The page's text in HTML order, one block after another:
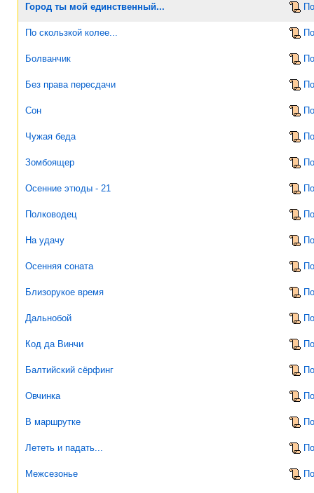
Город ты мой единственный...
По скользкой колее...
Болванчик
Без права пересдачи
Сон
Чужая беда
Зомбоящер
Осенние этюды - 21
Полководец
На удачу
Осенняя соната
Близорукое время
Дальнобой
Код да Винчи
Балтийский сёрфинг
Овчинка
В маршрутке
Лететь и падать...
Межсезонье